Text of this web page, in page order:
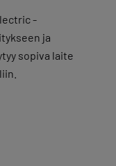
-
ja
sopiva laite